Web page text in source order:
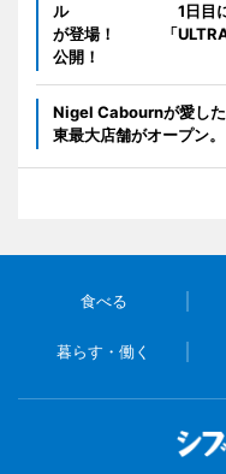
ル 1日目にZedd
が登場！ 「ULTRA
公開！
Nigel Cabournが愛した
東最大店舗がオープン。
食べる
暮らす・働く